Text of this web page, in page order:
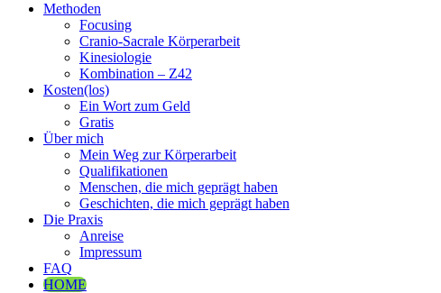
Lebendlichkeit
Dipl.-Ing. Inge Simetzberger
Methoden
Focusing
Cranio-Sacrale Körperarbeit
Kinesiologie
Kombination – Z42
Kosten(los)
Ein Wort zum Geld
Gratis
Über mich
Mein Weg zur Körperarbeit
Qualifikationen
Menschen, die mich geprägt haben
Geschichten, die mich geprägt haben
Die Praxis
Anreise
Impressum
FAQ
HOME